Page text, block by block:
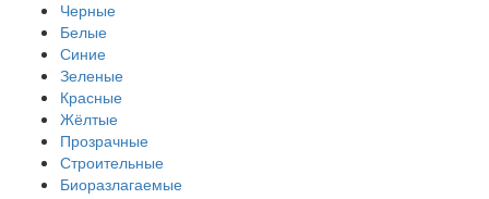
Черные
Белые
Синие
Зеленые
Красные
Жёлтые
Прозрачные
Строительные
Биоразлагаемые